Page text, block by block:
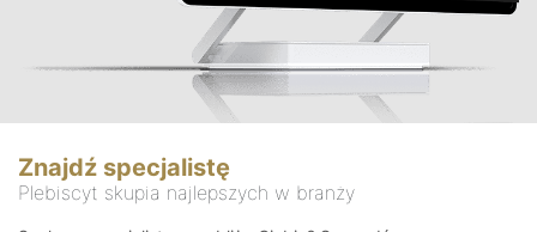
Znajdź specjalistę
Plebiscyt skupia najlepszych w branży